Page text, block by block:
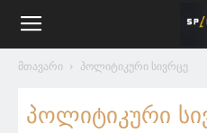
მთავარი პოლიტიკური სივრცე
პოლიტიკური